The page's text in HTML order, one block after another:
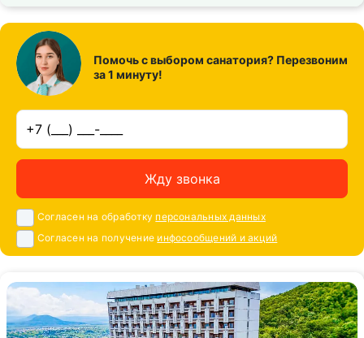
Помочь с выбором санатория? Перезвоним
за 1 минуту!
Жду звонка
Согласен на обработку персональных данных
Согласен на получение инфосообщений и акций